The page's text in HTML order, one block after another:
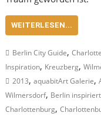
WEITERLESEN...
Berlin City Guide,
Inspiration, Kreuzberg,
2013,aquabitArt Galerie,
Wilmersdorf, Berlin inspiriert
Charlottenburg,